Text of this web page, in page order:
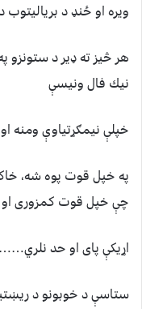
ویره او ځنډ د
هر څيز ته ډیر د
نيك فال ونيسې
خپلې نیمګړتیاوې ومنه
په خپل قوت پوه شه،
چې خپل قوت کمزوری او
اړیکې پای او حد
ستاسې د خوبونو د